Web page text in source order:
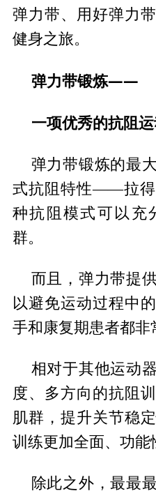
弹力带、用好弹力
健身之旅。
弹力带锻炼——
一项优秀的抗阻
弹力带锻炼的最
式抗阻特性——拉得
种抗阻模式可以充
群。
而且，弹力带提
以避免运动过程中
手和康复期患者都非
相对于其他运动
度、多方向的抗阻
肌群，提升关节稳
训练更加全面、功能
除此之外，最最